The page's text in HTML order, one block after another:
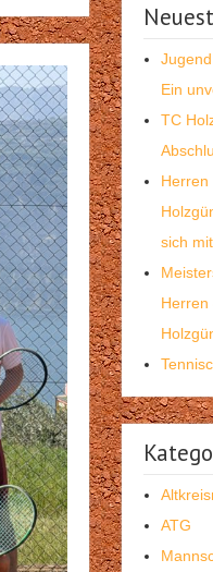
Ein
TC
Herren
sich
Herren
ATG